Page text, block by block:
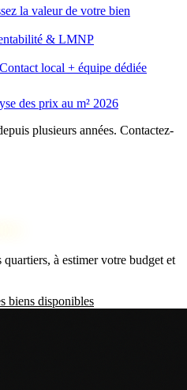
la valeur de votre bien
& LMNP
Contact local + équipe dédiée
des prix au m² 2026
plusieurs années. Contactez-
à estimer votre budget et
biens disponibles